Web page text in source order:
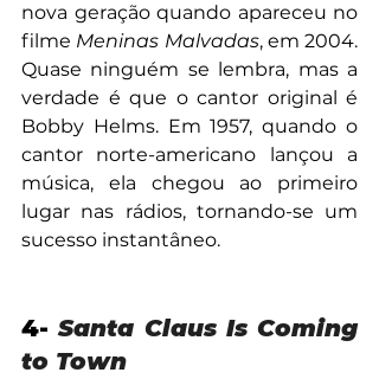
nova geração quando apareceu no
filme Meninas Malvadas, em 2004.
Quase ninguém se lembra, mas a
verdade é que o cantor original é
Bobby Helms. Em 1957, quando o
cantor norte-americano lançou a
música, ela chegou ao primeiro
lugar nas rádios, tornando-se um
sucesso instantâneo.
4- Santa Claus Is Coming
to Town